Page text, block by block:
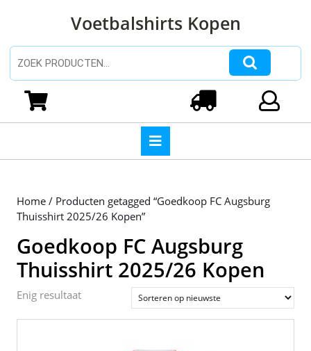
inhoud
Voetbalshirts Kopen
Zoeken naar:
Home / Producten getagged “Goedkoop FC Augsburg
Thuisshirt 2025/26 Kopen”
Goedkoop FC Augsburg
Thuisshirt 2025/26 Kopen
Enig resultaat